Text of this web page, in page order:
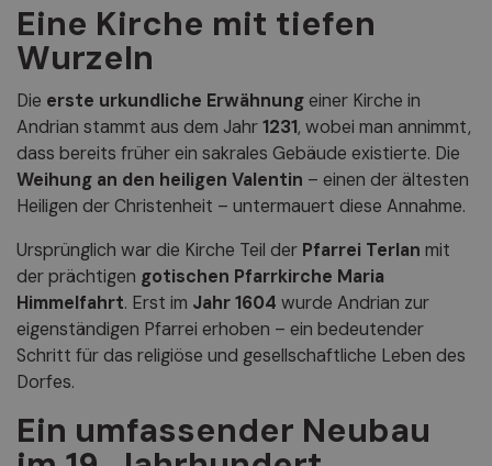
Eine Kirche mit tiefen
Wurzeln
Die erste urkundliche Erwähnungeiner Kirche in
Andrian stammt aus dem Jahr1231, wobei man annimmt,
dass bereits früher ein sakrales Gebäude existierte. Die
Weihung an den heiligen Valentin – einen der ältesten
Heiligen der Christenheit – untermauert diese Annahme.
Ursprünglich war die Kirche Teil der Pfarrei Terlan mit
der prächtigen gotischen Pfarrkirche Maria
Himmelfahrt. Erst im Jahr 1604 wurde Andrian zur
eigenständigen Pfarrei erhoben – ein bedeutender
Schritt für das religiöse und gesellschaftliche Leben des
Dorfes.
Ein umfassender Neubau